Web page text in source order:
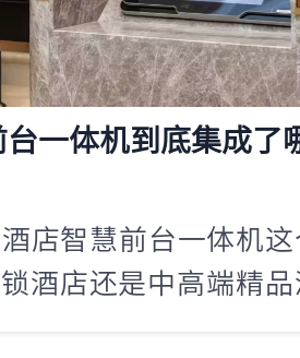
一体机到底集成了
店智慧前台一体机
酒店还是中高端精